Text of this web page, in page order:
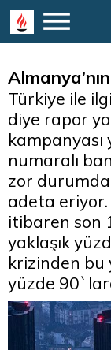
Türkiye ile
diye rapor
numaralı
zor
adeta eriyor.
itibaren son
yaklaşık
krizinden bu
yüzde